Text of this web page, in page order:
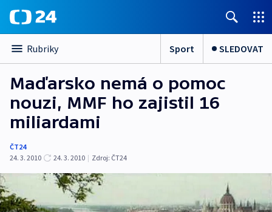
Rubriky Sport SLEDOVAT
Maďarsko nemá o pomoc
nouzi, MMF ho zajistil 16
miliardami
ČT24
24. 3. 2010
24. 3. 2010 | Zdroj: ČT24